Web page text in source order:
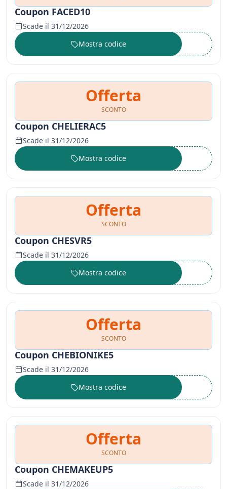
Coupon FACED10
Scade il 31/12/2026
••••••
Mostra codice
Offerta
SCONTO
Coupon CHELIERAC5
Scade il 31/12/2026
••••••
Mostra codice
Offerta
SCONTO
Coupon CHESVR5
Scade il 31/12/2026
••••••
Mostra codice
Offerta
SCONTO
Coupon CHEBIONIKE5
Scade il 31/12/2026
••••••
Mostra codice
Offerta
SCONTO
Coupon CHEMAKEUP5
Scade il 31/12/2026